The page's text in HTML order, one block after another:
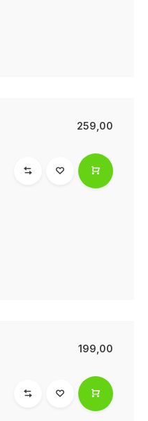
259,00
199,00